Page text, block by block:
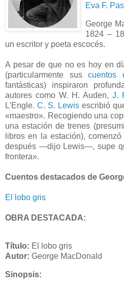
Eva F.
George
1824 –
un escritor y poeta escocés.
A pesar de que no es hoy en
(particularmente suscuentos
fantásticas) inspiraron
autores como W. H. Auden, J.
L'Engle. C. S. Lewis escribió
«maestro». Recogiendo una
una estación de trenes
libros en la estación),
después —dijo Lewis—, supe
frontera».
Cuentos destacados de
El lobo gris
OBRA DESTACADA:
Título: El lobo gris
Autor: George MacDonald
Sinopsis: